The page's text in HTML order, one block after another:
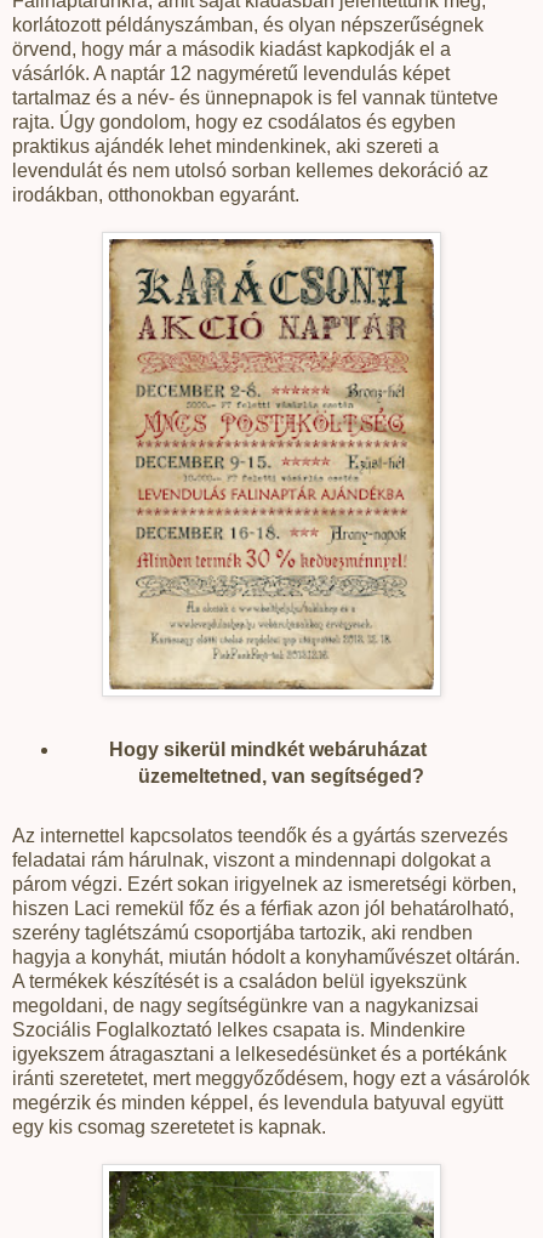
korlátozott példányszámban, és olyan népszerűségnek
örvend, hogy már a második kiadást kapkodják el a
vásárlók. A naptár 12 nagyméretű levendulás képet
tartalmaz és a név- és ünnepnapok is fel vannak tüntetve
rajta. Úgy gondolom, hogy ez csodálatos és egyben
praktikus ajándék lehet mindenkinek, aki szereti a
levendulát és nem utolsó sorban kellemes dekoráció az
irodákban, otthonokban egyaránt.
Hogy sikerül mindkét webáruházat
üzemeltetned, van segítséged?
Az internettel kapcsolatos teendők és a gyártás szervezés
feladatai rám hárulnak, viszont a mindennapi dolgokat a
párom végzi. Ezért sokan irigyelnek az ismeretségi körben,
hiszen Laci remekül főz és a férfiak azon jól behatárolható,
szerény taglétszámú csoportjába tartozik, aki rendben
hagyja a konyhát, miután hódolt a konyhaművészet oltárán.
A termékek készítését is a családon belül igyekszünk
megoldani, de nagy segítségünkre van a nagykanizsai
Szociális Foglalkoztató lelkes csapata is. Mindenkire
igyekszem átragasztani a lelkesedésünket és a portékánk
iránti szeretetet, mert meggyőződésem, hogy ezt a vásárolók
megérzik és minden képpel, és levendula batyuval együtt
egy kis csomag szeretetet is kapnak.